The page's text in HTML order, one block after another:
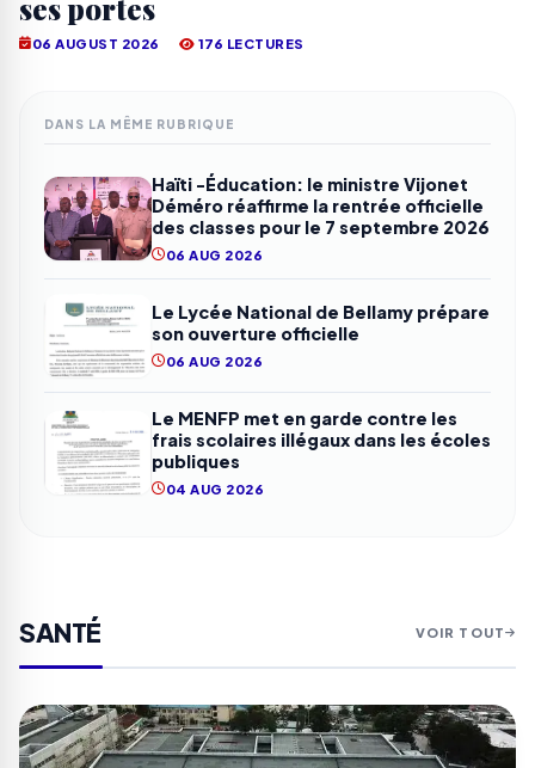
ses portes
06 AUGUST 2026 176 LECTURES
DANS LA MÊME RUBRIQUE
Haïti -Éducation: le ministre Vijonet
Déméro réaffirme la rentrée officielle
des classes pour le 7 septembre 2026
06 AUG 2026
Le Lycée National de Bellamy prépare
son ouverture officielle
06 AUG 2026
Le MENFP met en garde contre les
frais scolaires illégaux dans les écoles
publiques
04 AUG 2026
SANTÉ VOIR TOUT